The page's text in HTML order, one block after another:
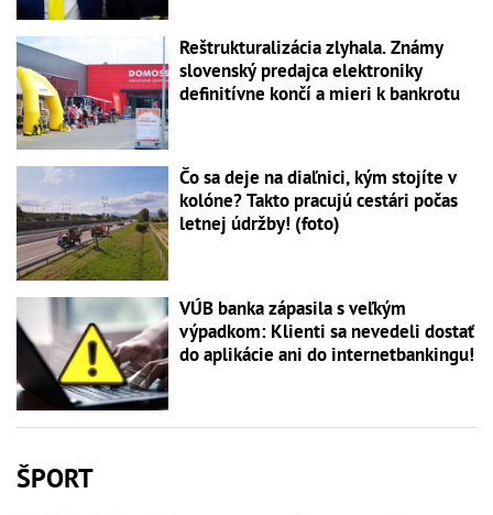
Reštrukturalizácia zlyhala. Známy
slovenský predajca elektroniky
definitívne končí a mieri k bankrotu
Čo sa deje na diaľnici, kým stojíte v
kolóne? Takto pracujú cestári počas
letnej údržby! (foto)
VÚB banka zápasila s veľkým
výpadkom: Klienti sa nevedeli dostať
do aplikácie ani do internetbankingu!
ŠPORT